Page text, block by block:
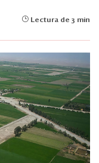
Lectura de 3 min